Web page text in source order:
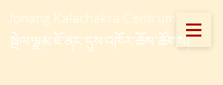
Jonang Kalachakra Centrum
སྦེལ་ལྗམ་ཇོ་ནང་དུས་འཁོར་ཆོས་ཚོགས།